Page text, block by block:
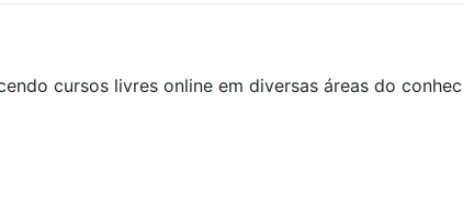
cursos livres online em diversas áreas do